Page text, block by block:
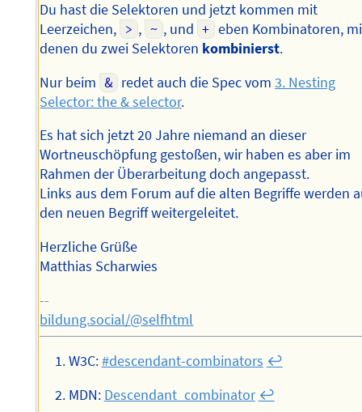
Du hast die Selektoren und jetzt kommen mit
Leerzeichen, > , ~ , und + eben Kombinatoren,
denen du zwei Selektoren kombinierst.
Nur beim & redet auch die Spec vom3. Nesting
Selector: the & selector.
Es hat sich jetzt 20 Jahre niemand an dieser
Wortneuschöpfung gestoßen, wir haben es aber im
Rahmen der Überarbeitung doch angepasst.
Links aus dem Forum auf die alten Begriffe werden
den neuen Begriff weitergeleitet.
Herzliche Grüße
Matthias Scharwies
--
bildung.social/@selfhtml
W3C:#descendant-combinators ↩︎
MDN: Descendant_combinator ↩︎